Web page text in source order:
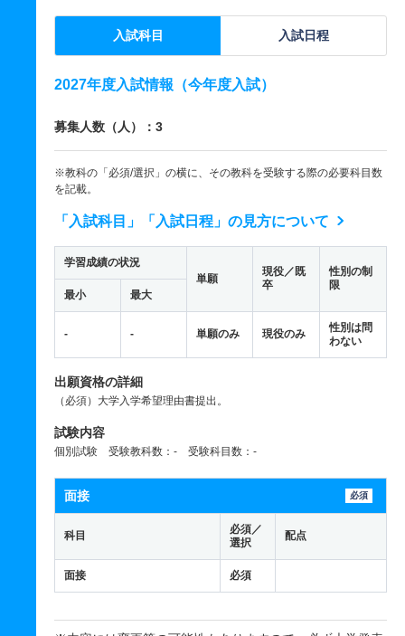
入試科目 入試日程
2027年度入試情報（今年度入試）
募集人数（人）：3
※教科の「必須/選択」の横に、その教科を受験する際の必要科目数
を記載。
「入試科目」「入試日程」の見方について
学習成績の状況
単願
現役／既
卒
性別の制
限
最小 最大
- - 単願のみ 現役のみ
性別は問
わない
出願資格の詳細
（必須）大学入学希望理由書提出。
試験内容
個別試験 受験教科数：- 受験科目数：-
面接 必須
科目
必須／
選択
配点
面接 必須